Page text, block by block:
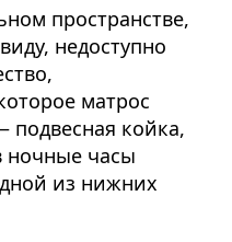
пространстве,
недоступно
матрос
подвесная койка,
ночные часы
из нижних